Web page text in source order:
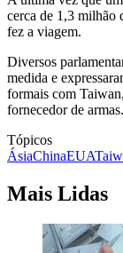
cerca de 1,3 milhão
fez a viagem.
Diversos
medida e
formais com
fornecedor de armas.
Tópicos
ÁsiaChinaEUA
Mais Lidas